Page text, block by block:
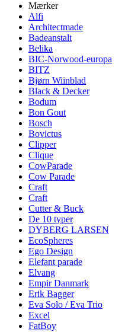
Mærker
Alfi
Architectmade
Badeanstalt
Belika
BIC-Norwood-europa
BITZ
Bjørn Wiinblad
Black & Decker
Bodum
Bon Gout
Bosch
Bovictus
Clipper
Clique
CowParade
Cow Parade
Craft
Craft
Cutter & Buck
De 10 typer
DYBERG LARSEN
EcoSpheres
Ego Design
Elefant parade
Elvang
Empir Danmark
Erik Bagger
Eva Solo / Eva Trio
Excel
FatBoy